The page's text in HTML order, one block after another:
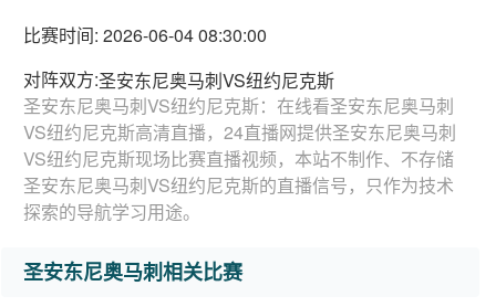
比赛时间: 2026-06-04 08:30:00
对阵双方:圣安东尼奥马刺VS纽约尼克斯
圣安东尼奥马刺VS纽约尼克斯：在线看圣安东尼奥马刺
VS纽约尼克斯高清直播，24直播网提供圣安东尼奥马刺
VS纽约尼克斯现场比赛直播视频，本站不制作、不存储
圣安东尼奥马刺VS纽约尼克斯的直播信号，只作为技术
探索的导航学习用途。
圣安东尼奥马刺相关比赛